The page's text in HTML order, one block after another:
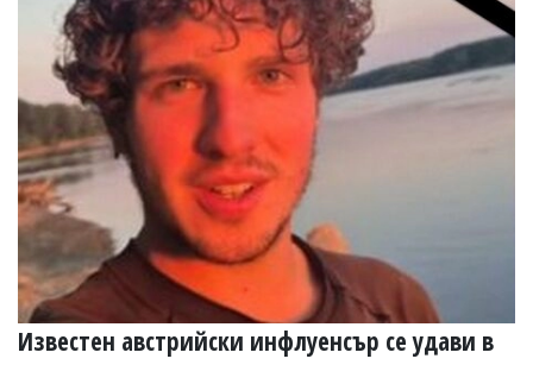
Известен австрийски инфлуенсър се удави в